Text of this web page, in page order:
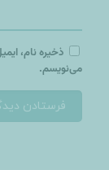
ذخیره نام،
می‌نویسم.